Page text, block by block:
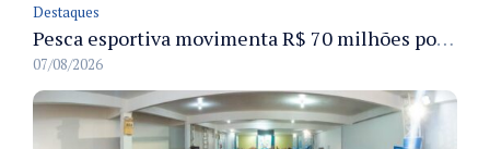
Destaques
Pesca esportiva movimenta R$ 70 milhões por ano e ganha espaço na economia sustentável do Amazonas
07/08/2026